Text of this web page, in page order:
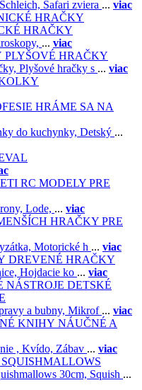
Schleich, Safari zviera ... viac
HRAČKY
... viac
PLYŠOVÉ HRAČKY
Plyšové hračky s ... viac
HRÁME SA NA
do kuchynky, Detský ...
RC MODELY PRE
Lode, ... viac
HRAČKY PRE
Motorické h ... viac
DREVENÉ HRAČKY
Hojdacie ko ... viac
DETSKÉ
a bubny, Mikrof ... viac
NÁUČNÉ A
, Kvído, Zábav ... viac
SQUISHMALLOWS
30cm, Squish ...